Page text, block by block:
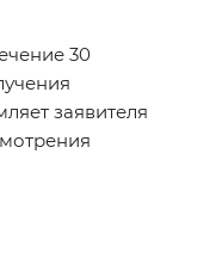
30
заявителя